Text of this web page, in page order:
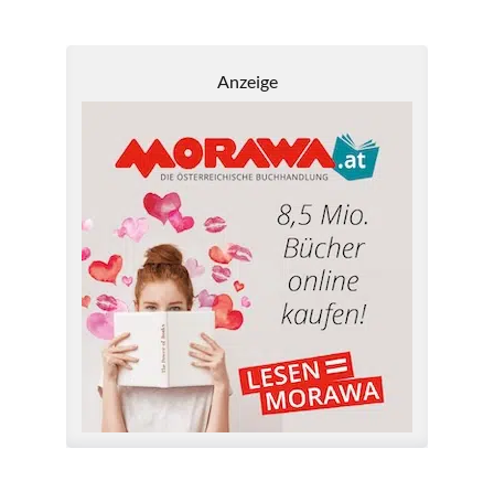
Anzeige